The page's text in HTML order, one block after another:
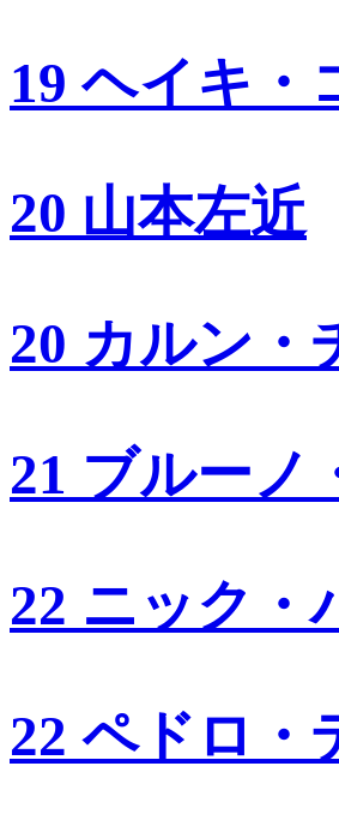
19 ヘイキ・
20 山本左近
20 カルン・
21 ブルーノ
22 ニック・
22 ペドロ・